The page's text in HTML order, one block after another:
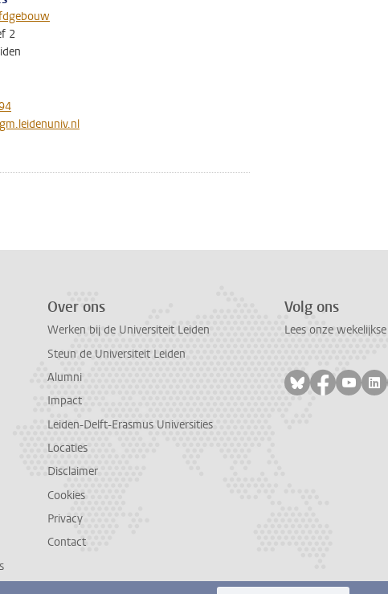
2
Over ons
Werken bij de Universiteit Leiden
Steun de Universiteit Leiden
Alumni
Impact
Leiden-Delft-Erasmus Universities
Locaties
Disclaimer
Cookies
Privacy
Contact
Volg ons
Lees onze
Volg ons op
Volg ons
Volg